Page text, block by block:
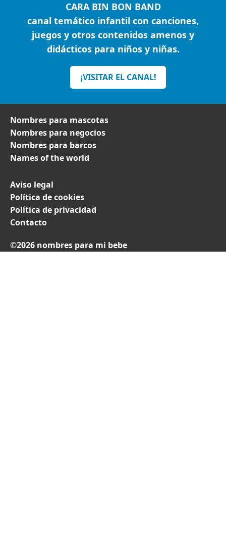
CARA BIN BON BAND
canal temático infantil con canciones,
juegos y otros contenidos amenos y
didácticos para niños y niñas.
¡VISITAR EL CANAL!
Nombres para mascotas
Nombres para negocios
Nombres para barcos
Names of the world
Aviso legal
Política de cookies
Política de privacidad
Contacto
©2026 nombres para mi bebe